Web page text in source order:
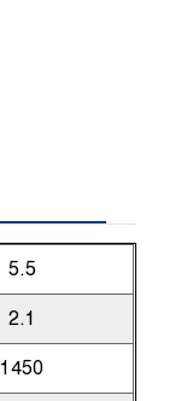
5.5
2.1
1450